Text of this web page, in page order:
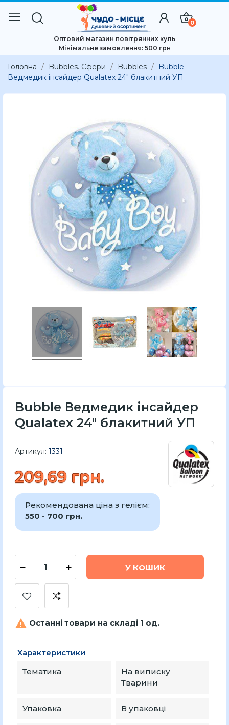
0
Оптовий магазин повітрянних куль
Мінімальне замовлення: 500 грн
Головна Bubbles. Сфери Bubbles
Bubble
Ведмедик інсайдер Qualatex 24" блакитний УП
Bubble Ведмедик інсайдер
Qualatex 24" блакитний УП
Артикул: 1331
209,69 грн.
Рекомендована ціна з гелієм:
550 - 700 грн.
У КОШИК
 Останні товари на складі 1 од.
Характеристики
Тематика
На виписку
Тварини
Упаковка В упаковці